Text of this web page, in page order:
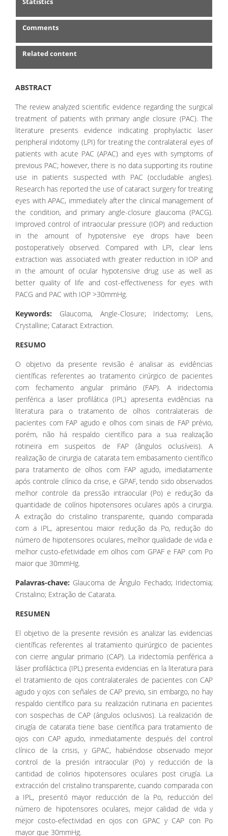
Comments
Related content
ABSTRACT
The review analyzed scientific evidence regarding the surgical
treatment of patients with primary angle closure (PAC). The
literature presents evidence indicating prophylactic laser
peripheral iridotomy (LPI) for treating the contralateral eyes of
patients with acute PAC (APAC) and eyes with symptoms of
previous PAC; however, there is no data supporting its routine
use in patients suspected with PAC (occludable angles).
Research has reported the use of cataract surgery for treating
eyes with APAC, immediately after the clinical management of
the condition, and primary angle-closure glaucoma (PACG).
Improved control of intraocular pressure (IOP) and reduction
in the amount of hypotensive eye drops have been
postoperatively observed. Compared with LPI, clear lens
extraction was associated with greater reduction in IOP and
in the amount of ocular hypotensive drug use as well as
better quality of life and cost-effectiveness for eyes with
PACG and PAC with IOP >30mmHg.
Keywords: Glaucoma, Angle-Closure; Iridectomy; Lens,
Crystalline; Cataract Extraction.
RESUMO
O objetivo da presente revisão é analisar as evidências
científicas referentes ao tratamento cirúrgico de pacientes
com fechamento angular primário (FAP). A iridectomia
periférica a laser profilática (IPL) apresenta evidências na
literatura para o tratamento de olhos contralaterais de
pacientes com FAP agudo e olhos com sinais de FAP prévio,
porém, não há respaldo científico para a sua realização
rotineira em suspeitos de FAP (ângulos oclusíveis). A
realização de cirurgia de catarata tem embasamento científico
para tratamento de olhos com FAP agudo, imediatamente
após controle clínico da crise, e GPAF, tendo sido observados
melhor controle da pressão intraocular (Po) e redução da
quantidade de colírios hipotensores oculares após a cirurgia.
A extração do cristalino transparente, quando comparada
com a IPL, apresentou maior redução da Po, redução do
número de hipotensores oculares, melhor qualidade de vida e
melhor custo-efetividade em olhos com GPAF e FAP com Po
maior que 30mmHg.
Palavras-chave: Glaucoma de Ângulo Fechado; Iridectomia;
Cristalino; Extração de Catarata.
RESUMEN
El objetivo de la presente revisión es analizar las evidencias
científicas referentes al tratamiento quirúrgico de pacientes
con cierre angular primario (CAP). La iridectomía periférica a
láser profiláctica (IPL) presenta evidencias en la literatura para
el tratamiento de ojos contralaterales de pacientes con CAP
agudo y ojos con señales de CAP previo, sin embargo, no hay
respaldo científico para su realización rutinaria en pacientes
con sospechas de CAP (ángulos oclusivos). La realización de
cirugía de catarata tiene base científica para tratamiento de
ojos con CAP agudo, inmediatamente después del control
clínico de la crisis, y GPAC, habiéndose observado mejor
control de la presión intraocular (Po) y reducción de la
cantidad de colirios hipotensores oculares post cirugía. La
extracción del cristalino transparente, cuando comparada con
a IPL, presentó mayor reducción de la Po, reducción del
número de hipotensores oculares, mejor calidad de vida y
mejor costo-efectividad en ojos con GPAC y CAP con Po
mayor que 30mmHg.